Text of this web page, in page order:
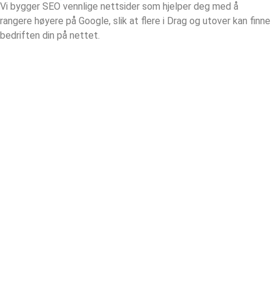
Vi bygger SEO vennlige nettsider som hjelper deg med å
rangere høyere på Google, slik at flere i Drag og utover kan finne
bedriften din på nettet.